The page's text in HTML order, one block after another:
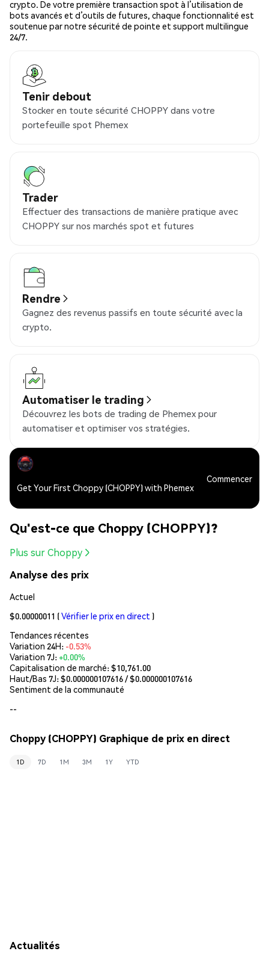
crypto. De votre première transaction spot à l’utilisation de
bots avancés et d’outils de futures, chaque fonctionnalité est
soutenue par notre sécurité de pointe et support multilingue
24/7.
Tenir debout
Stocker en toute sécurité CHOPPY dans votre
portefeuille spot Phemex
Trader
Effectuer des transactions de manière pratique avec
CHOPPY sur nos marchés spot et futures
Rendre
Gagnez des revenus passifs en toute sécurité avec la
crypto.
Automatiser le trading
Découvrez les bots de trading de Phemex pour
automatiser et optimiser vos stratégies.
Get Your First Choppy (CHOPPY) with Phemex
Commencer
Qu'est-ce que Choppy (CHOPPY)?
Plus sur Choppy
Analyse des prix
Actuel
$0.00000011 (Vérifier le prix en direct )
Tendances récentes
Variation 24H: -0.53%
Variation 7J:+0.00%
Capitalisation de marché:$10,761.00
Haut/Bas 7J: $0.000000107616/ $0.000000107616
Sentiment de la communauté
--
Choppy (CHOPPY) Graphique de prix en direct
1D 7D 1M 3M 1Y YTD
Actualités